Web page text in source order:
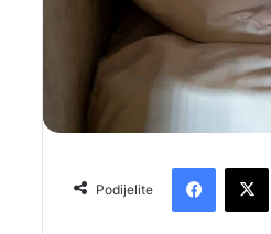
Podijelite